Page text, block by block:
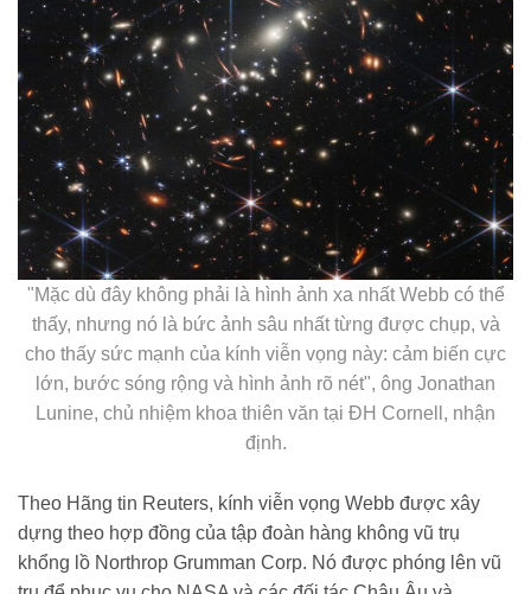
"Mặc dù đây không phải là hình ảnh xa nhất Webb có thể
thấy, nhưng nó là bức ảnh sâu nhất từng được chụp, và
cho thấy sức mạnh của kính viễn vọng này: cảm biến cực
lớn, bước sóng rộng và hình ảnh rõ nét", ông Jonathan
Lunine, chủ nhiệm khoa thiên văn tại ĐH Cornell, nhận
định.
Theo Hãng tin Reuters, kính viễn vọng Webb được xây
dựng theo hợp đồng của tập đoàn hàng không vũ trụ
khổng lồ Northrop Grumman Corp. Nó được phóng lên vũ